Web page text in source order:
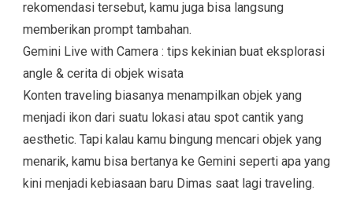
rekomendasi tersebut, kamu juga bisa langsung
memberikan prompt tambahan.
Gemini Live with Camera : tips kekinian buat eksplorasi
angle & cerita di objek wisata
Konten traveling biasanya menampilkan objek yang
menjadi ikon dari suatu lokasi atau spot cantik yang
aesthetic. Tapi kalau kamu bingung mencari objek yang
menarik, kamu bisa bertanya ke Gemini seperti apa yang
kini menjadi kebiasaan baru Dimas saat lagi traveling.